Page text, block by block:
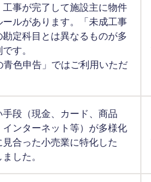
事が完了して施設主に物件
ルがあります。「未成工事
定科目とは異なるものが多
す。
色申告」ではご利用いただ
段（現金、カード、商品
ンターネット等）が多様化
合った小売業に特化した
した。